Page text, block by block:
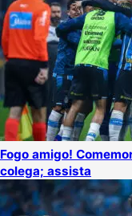
Fogo amigo!
colega; assista